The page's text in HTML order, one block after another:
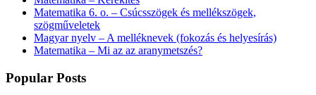
Matematika 6. o. – Csúcsszögek és mellékszögek,
szögműveletek
Magyar nyelv – A melléknevek (fokozás és helyesírás)
Matematika – Mi az az aranymetszés?
Popular Posts